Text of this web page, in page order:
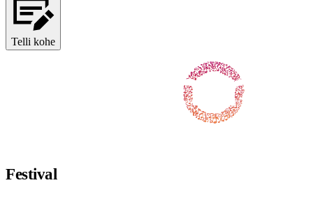
Telli kohe
Festival